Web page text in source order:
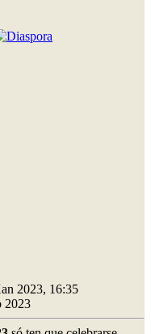
2023, 16:35
2023